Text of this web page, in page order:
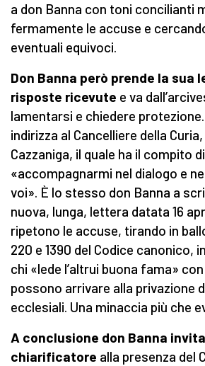
a don Banna con toni concilianti
fermamente le accuse e
eventuali equivoci.
Don Banna però prende la sua
risposte ricevute e va
lamentarsi e chiedere
indirizza al Cancelliere della
Cazzaniga, il quale ha il compito di
«accompagnarmi nel dialogo e
voi». È lo stesso don Banna a
nuova, lunga, lettera datata 16
ripetono le accuse, tirando in
220 e 1390 del Codice canonico,
chi «lede l’altrui buona fama»
possono arrivare alla privazione
ecclesiali. Una minaccia più che
A conclusione don Banna
chiarificatore alla presenza del